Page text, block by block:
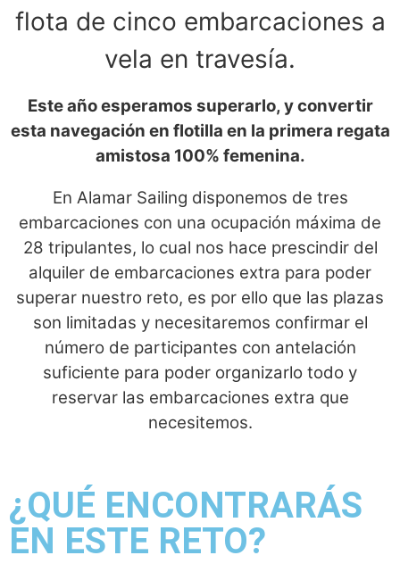
flota de cinco embarcaciones a
vela en travesía.
Este año esperamos superarlo, y convertir
esta navegación en flotilla en la primera regata
amistosa 100% femenina.
En Alamar Sailing disponemos de tres
embarcaciones con una ocupación máxima de
28 tripulantes, lo cual nos hace prescindir del
alquiler de embarcaciones extra para poder
superar nuestro reto, es por ello que las plazas
son limitadas y necesitaremos confirmar el
número de participantes con antelación
suficiente para poder organizarlo todo y
reservar las embarcaciones extra que
necesitemos.
¿QUÉ ENCONTRARÁS
EN ESTE RETO?